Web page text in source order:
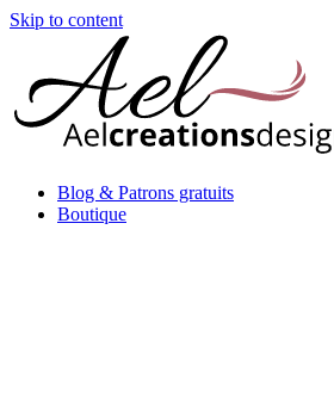
Skip to content
Blog & Patrons gratuits
Boutique